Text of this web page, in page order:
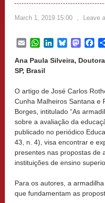
March 1, 2019 15:00 , Leave
EmailWhatsApp
LinkedInBluesky
Ana Paula Silveira,
SP, Brasil
O artigo de José Carlos
Cunha Malheiros Santana e
Borges, intitulado “As
sobre a avaliação da
publicado no periódico
43, n. 4), visa encontrar e
presentes nas propostas de
instituições de ensino
Para os autores, a
que fundamentam as